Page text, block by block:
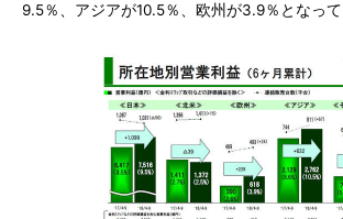
9.5％、アジアが10.5％、欧州が3.9％となって